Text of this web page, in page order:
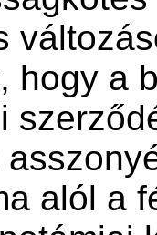
hogy a
alól a